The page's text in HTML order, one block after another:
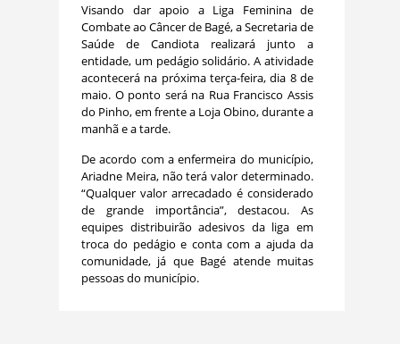
Visando dar apoio a Liga Feminina de
Combate ao Câncer de Bagé, a Secretaria de
Saúde de Candiota realizará junto a
entidade, um pedágio solidário. A atividade
acontecerá na próxima terça-feira, dia 8 de
maio. O ponto será na Rua Francisco Assis
do Pinho, em frente a Loja Obino, durante a
manhã e a tarde.
De acordo com a enfermeira do município,
Ariadne Meira, não terá valor determinado.
“Qualquer valor arrecadado é considerado
de grande importância”, destacou. As
equipes distribuirão adesivos da liga em
troca do pedágio e conta com a ajuda da
comunidade, já que Bagé atende muitas
pessoas do município.